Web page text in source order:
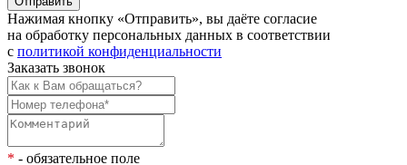
Нажимая кнопку «Отправить», вы даёте согласие
на обработку персональных данных в соответствии
с политикой конфиденциальности
Заказать звонок
* - обязательное поле